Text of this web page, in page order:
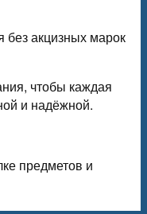
без акцизных марок
чтобы каждая
и надёжной.
предметов и